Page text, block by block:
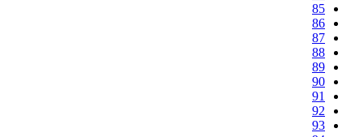
85
86
87
88
89
90
91
92
93